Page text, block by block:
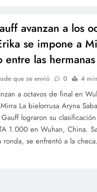
avanzan a los
se impone a
entre las
que se envió 0 4
a octavos de final en
La bielorrusa Aryna
lograron su
1.000 en Wuhan, China.
ronda, se enfrentó a la